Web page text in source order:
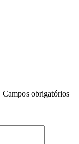
Campos obrigatórios